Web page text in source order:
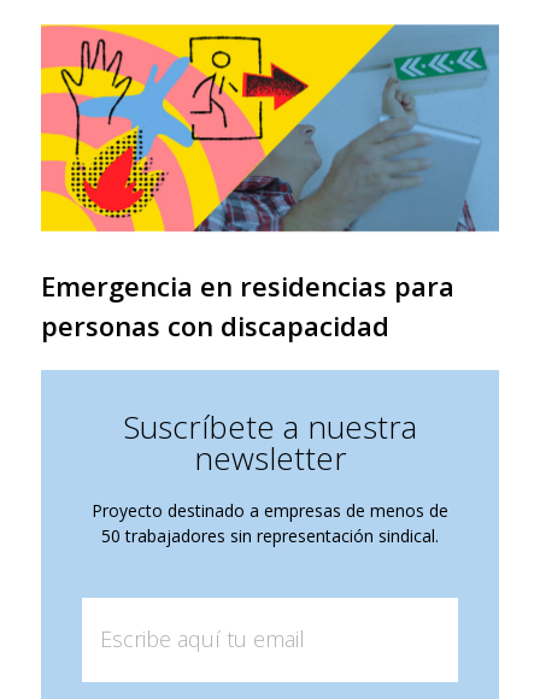
Emergencia en residencias para
personas con discapacidad
Suscríbete a nuestra
newsletter
Proyecto destinado a empresas de menos de
50 trabajadores sin representación sindical.